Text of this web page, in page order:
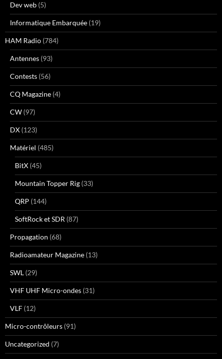
Dev web (5)
Informatique Embarquée (19)
HAM Radio (784)
Antennes (93)
Contests (56)
CQ Magazine (4)
CW (97)
DX (123)
Matériel (485)
BitX (45)
Mountain Topper Rig (33)
QRP (144)
SoftRock et SDR (87)
Propagation (68)
Radioamateur Magazine (13)
SWL (29)
VHF UHF Micro-ondes (31)
VLF (12)
Micro-contrôleurs (91)
Uncategorized (7)